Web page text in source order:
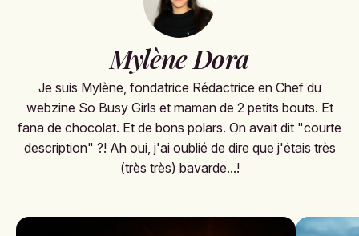
Mylène Dora
Je suis Mylène, fondatrice Rédactrice en Chef du
webzine So Busy Girls et maman de 2 petits bouts. Et
fana de chocolat. Et de bons polars. On avait dit "courte
description" ?! Ah oui, j'ai oublié de dire que j'étais très
(très très) bavarde...!